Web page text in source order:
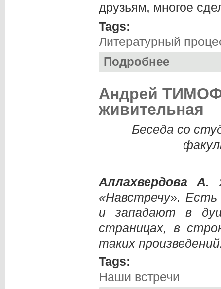
друзьям, многое
Tags:
Литературный
Подробнее
Андрей
живительная
Беседа со
Аллахвердова А.
«Навстречу». Есть
и западают в
страницах, в
таких
Tags:
Наши встречи